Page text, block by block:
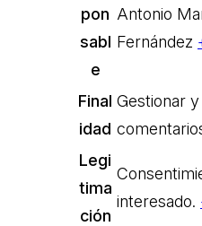
pon
sabl
e
Antonio
Fernández
Final
idad
Gestionar
Legi
tima
ción
interesado.